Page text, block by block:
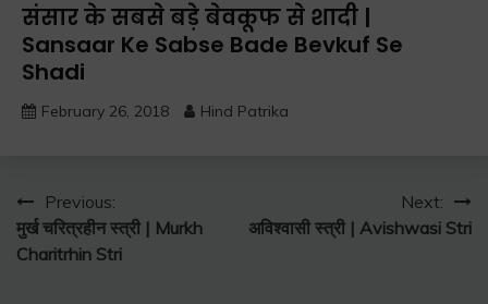
संसार के सबसे बड़े बेवकूफ से शादी |
Sansaar Ke Sabse Bade Bevkuf Se
Shadi
February 26, 2018 Hind Patrika
Post
navigation
Previous:
मुर्ख चरित्रहीन स्त्री | Murkh
Charitrhin Stri
Next:
अविश्वासी स्त्री | Avishwasi Stri